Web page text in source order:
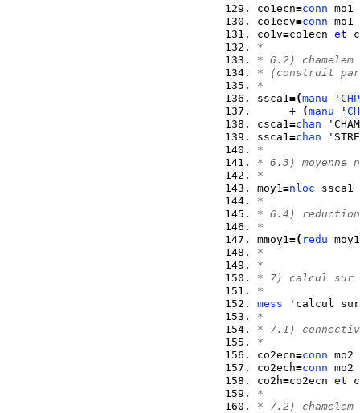
co1ecn=conn
co1ecv=conn
co1v=co1ecn et
*
* 6.2) chamelem
* (construit
*
ssca1=(manu '
+
(manu '
csca1=chan
ssca1=chan
*
* 6.3) moyenne
*
moy1=nloc
*
* 6.4)
*
mmoy1=( redu
*
*
* 7) calcul sur
*
mess 'calcul
*
* 7.1)
*
co2ecn=conn
co2ech=conn
co2h=co2ecn et
*
* 7.2) chamelem